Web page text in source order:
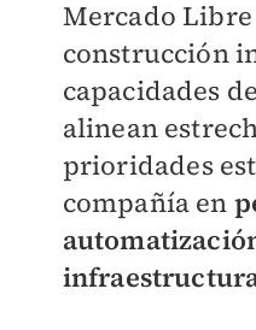
Mercado
construcción
capacidades
alinean
prioridades
compañía en